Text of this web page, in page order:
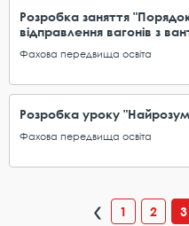
Розробка заняття
відправлення вагонів з
Фахова передвища освіта
Розробка уроку
Фахова передвища освіта
1 2 3